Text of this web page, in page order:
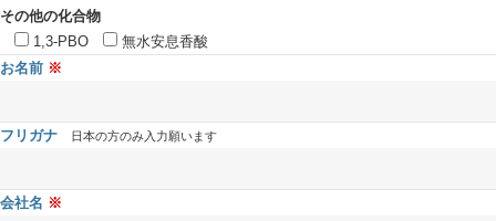
その他の化合物
1,3-PBO
無水安息香酸
お名前
フリガナ 日本の方のみ入力願います
会社名